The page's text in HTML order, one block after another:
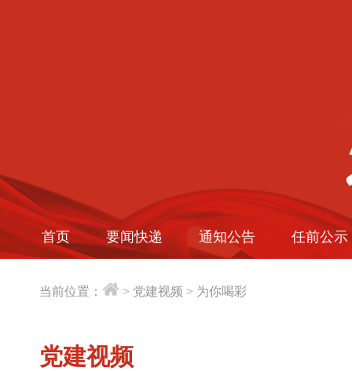
首页 要闻快递 通知公告 任前公示
当前位置： > 党建视频 > 为你喝彩
党建视频